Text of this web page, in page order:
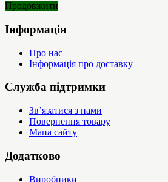
Продовжити
Інформація
Про нас
Інформація про доставку
Служба підтримки
Зв’язатися з нами
Повернення товару
Мапа сайту
Додатково
Виробники